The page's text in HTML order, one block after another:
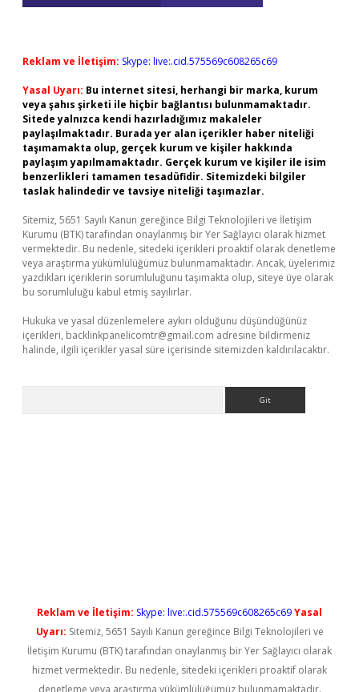
Reklam ve İletişim: Skype: live:.cid.575569c608265c69
Yasal Uyarı: Bu internet sitesi, herhangi bir marka, kurum
veya şahıs şirketi ile hiçbir bağlantısı bulunmamaktadır.
Sitede yalnızca kendi hazırladığımız makaleler
paylaşılmaktadır. Burada yer alan içerikler haber niteliği
taşımamakta olup, gerçek kurum ve kişiler hakkında
paylaşım yapılmamaktadır. Gerçek kurum ve kişiler ile isim
benzerlikleri tamamen tesadüfidir. Sitemizdeki bilgiler
taslak halindedir ve tavsiye niteliği taşımazlar.
Sitemiz, 5651 Sayılı Kanun gereğince Bilgi Teknolojileri ve İletişim
Kurumu (BTK) tarafından onaylanmış bir Yer Sağlayıcı olarak hizmet
vermektedir. Bu nedenle, sitedeki içerikleri proaktif olarak denetleme
veya araştırma yükümlülüğümüz bulunmamaktadır. Ancak, üyelerimiz
yazdıkları içeriklerin sorumluluğunu taşımakta olup, siteye üye olarak
bu sorumluluğu kabul etmiş sayılırlar.
Hukuka ve yasal düzenlemelere aykırı olduğunu düşündüğünüz
içerikleri, backlinkpanelicomtr@gmail.com adresine bildirmeniz
halinde, ilgili içerikler yasal süre içerisinde sitemizden kaldırılacaktır.
Reklam ve İletişim: Skype: live:.cid.575569c608265c69Yasal
Uyarı: Sitemiz, 5651 Sayılı Kanun gereğince Bilgi Teknolojileri ve
İletişim Kurumu (BTK) tarafından onaylanmış bir Yer Sağlayıcı olarak
hizmet vermektedir. Bu nedenle, sitedeki içerikleri proaktif olarak
denetleme veya araştırma yükümlülüğümüz bulunmamaktadır.